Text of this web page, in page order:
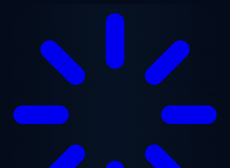
Перейти к основному содержанию